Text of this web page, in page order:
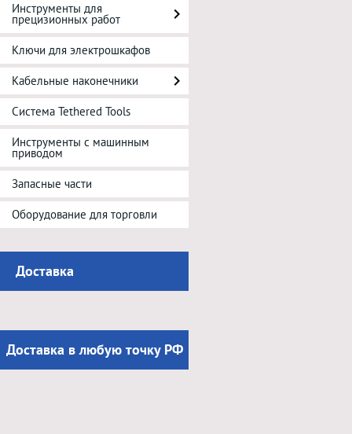
Инструменты для
прецизионных работ
Ключи для электрошкафов
Кабельные наконечники
Система Tethered Tools
Инструменты с машинным
приводом
Запасные части
Оборудование для торговли
Доставка
Доставка в любую точку РФ